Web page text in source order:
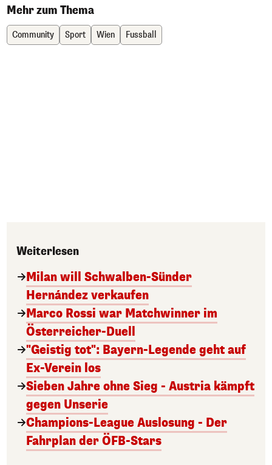
Mehr zum Thema
Community Sport Wien Fussball
Weiterlesen
Milan will Schwalben-Sünder
Hernández verkaufen
Marco Rossi war Matchwinner im
Österreicher-Duell
"Geistig tot": Bayern-Legende geht auf
Ex-Verein los
Sieben Jahre ohne Sieg - Austria kämpft
gegen Unserie
Champions-League Auslosung - Der
Fahrplan der ÖFB-Stars